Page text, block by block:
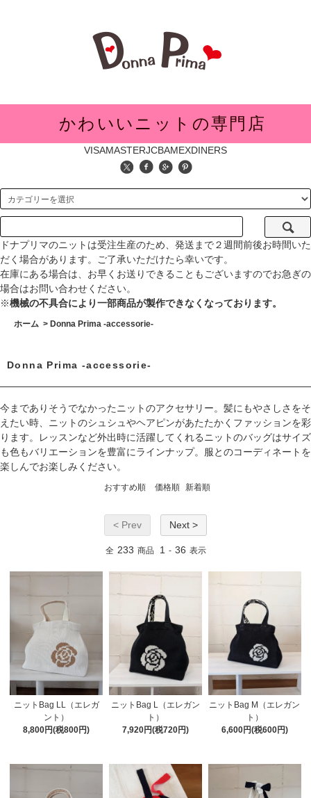
かわいいニットの専門店
VISAMASTERJCBAMEXDINERS
ドナプリマのニットは受注生産のため、発送まで２週間前後お時間いた
だく場合があります。ご了承いただけたら幸いです。
在庫にある場合は、お早くお送りできることもございますのでお急ぎの
場合はお問い合わせください。
※機械の不具合により一部商品が製作できなくなっております。
ホーム > Donna Prima -accessorie-
Donna Prima -accessorie-
今までありそうでなかったニットのアクセサリー。髪にもやさしさをそ
えたい時、ニットのシュシュやヘアピンがあたたかくファッションを彩
ります。レッスンなど外出時に活躍してくれるニットのバッグはサイズ
も色もバリエーションを豊富にラインナップ。服とのコーディネートを
楽しんでお楽しみください。
おすすめ順 価格順 新着順
< Prev Next >
全 233 商品 1 - 36 表示
ニットBag LL（エレガ
ント）
8,800円(税800円)
ニットBag L（エレガン
ト）
7,920円(税720円)
ニットBag M（エレガン
ト）
6,600円(税600円)